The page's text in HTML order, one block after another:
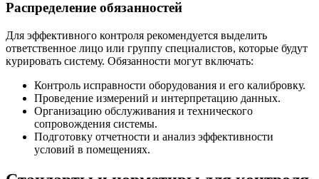
Распределение обязанностей
Для эффективного контроля рекомендуется выделить
ответственное лицо или группу специалистов, которые будут
курировать систему. Обязанности могут включать:
Контроль исправности оборудования и его калибровку.
Проведение измерений и интерпретацию данных.
Организацию обслуживания и технического
сопровождения системы.
Подготовку отчетности и анализ эффективности
условий в помещениях.